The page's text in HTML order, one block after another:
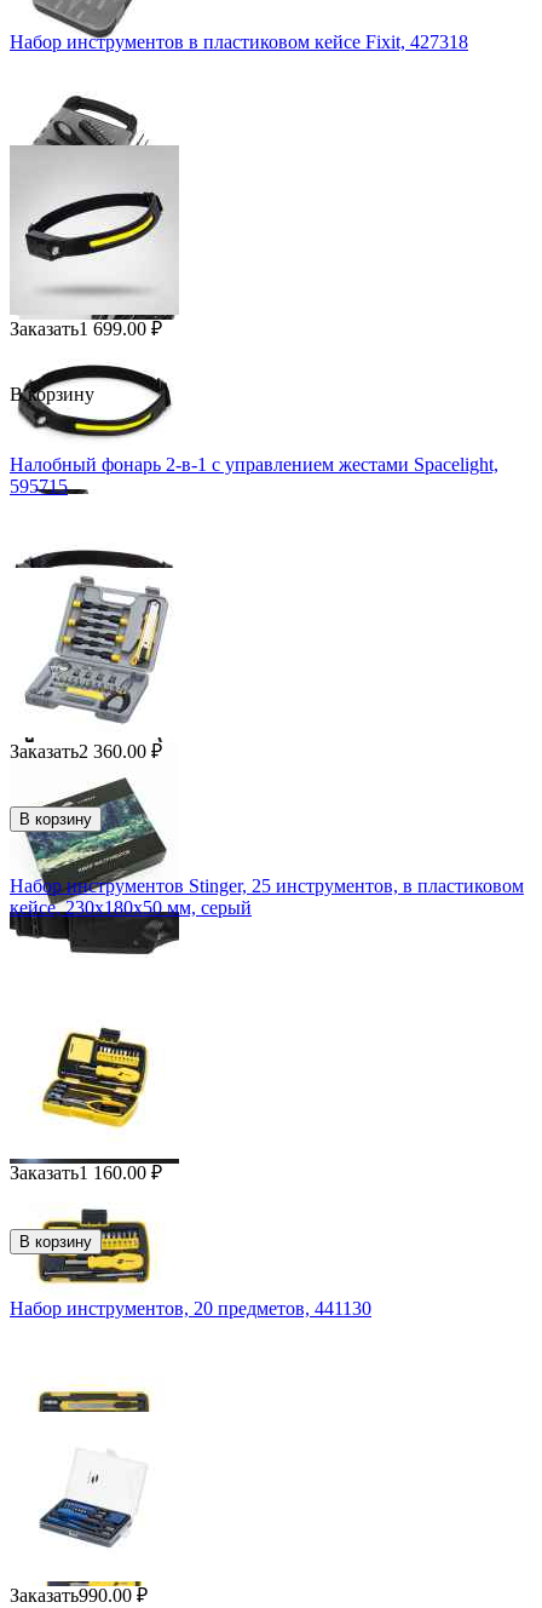
Набор инструментов в пластиковом кейсе Fixit, 427318
Заказать1 699.00 ₽
В корзину
Налобный фонарь 2-в-1 c управлением жестами Spacelight,
595715
Заказать2 360.00 ₽
В корзину
Набор инструментов Stinger, 25 инструментов, в пластиковом
кейсе, 230x180x50 мм, серый
Заказать1 160.00 ₽
В корзину
Набор инструментов, 20 предметов, 441130
Заказать990.00 ₽